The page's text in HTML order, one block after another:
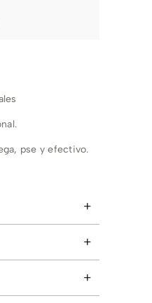
pse y efectivo.
+
+
+